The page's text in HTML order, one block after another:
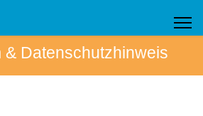
& Datenschutzhinweis